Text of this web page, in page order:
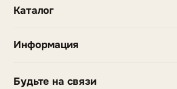
Каталог
Информация
Будьте на связи